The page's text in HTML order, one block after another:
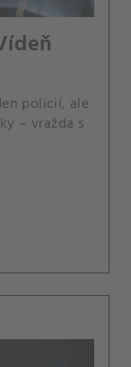
policií, ale
– vražda s